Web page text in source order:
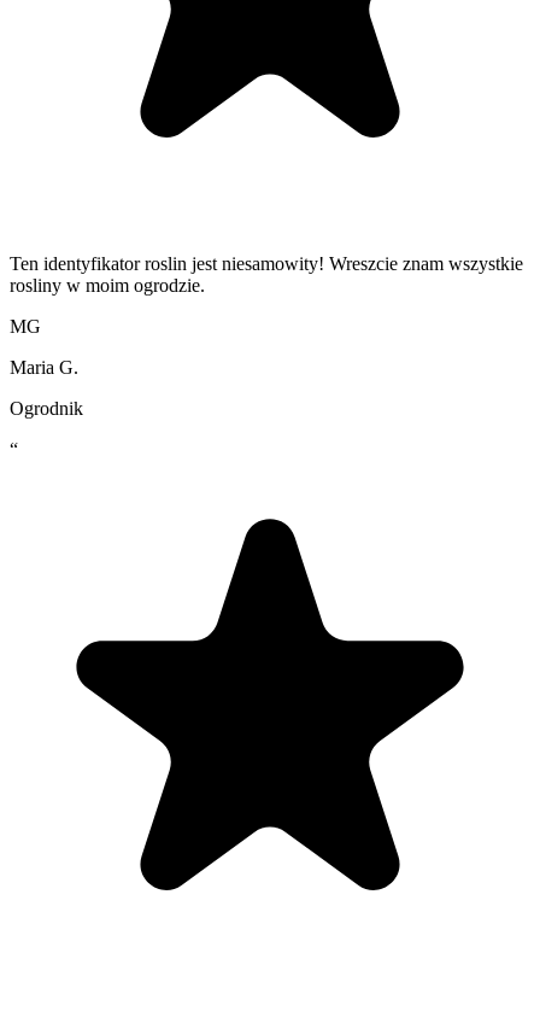
Ten identyfikator roslin jest niesamowity! Wreszcie znam wszystkie
rosliny w moim ogrodzie.
MG
Maria G.
Ogrodnik
“